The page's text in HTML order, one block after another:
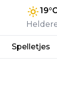
19
Spelletjes